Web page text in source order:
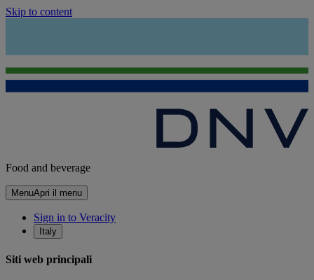
Skip to content
Food and beverage
MenuApri il menu
Sign in to Veracity
Italy
Siti web principali